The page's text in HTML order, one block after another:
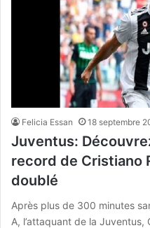
Felicia Essan 18 septembre
Juventus:
record de Cristiano
doublé
Après plus de 300 minutes
A, l’attaquant de la Juventus,